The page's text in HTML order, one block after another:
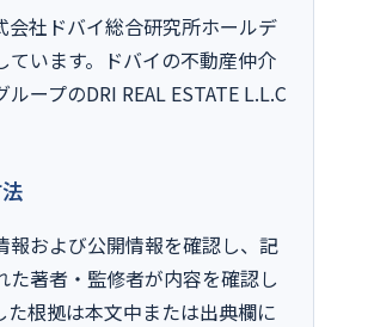
会社ドバイ総合研究所ホールデ
ています。ドバイの不動産仲介
ープのDRI REAL ESTATE L.L.C
報および公開情報を確認し、記
た著者・監修者が内容を確認し
た根拠は本文中または出典欄に